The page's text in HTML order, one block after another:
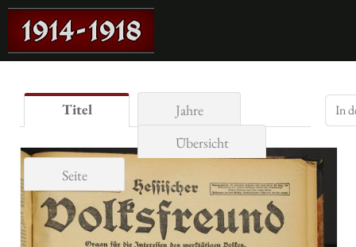
Titel
Jahre
Übersicht
Seite